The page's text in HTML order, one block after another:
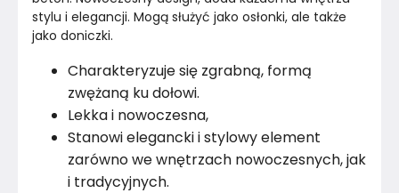
stylu i elegancji. Mogą służyć jako osłonki, ale także
jako doniczki.
Charakteryzuje się zgrabną, formą
zwężaną ku dołowi.
Lekka i nowoczesna,
Stanowi elegancki i stylowy element
zarówno we wnętrzach nowoczesnych, jak
i tradycyjnych.